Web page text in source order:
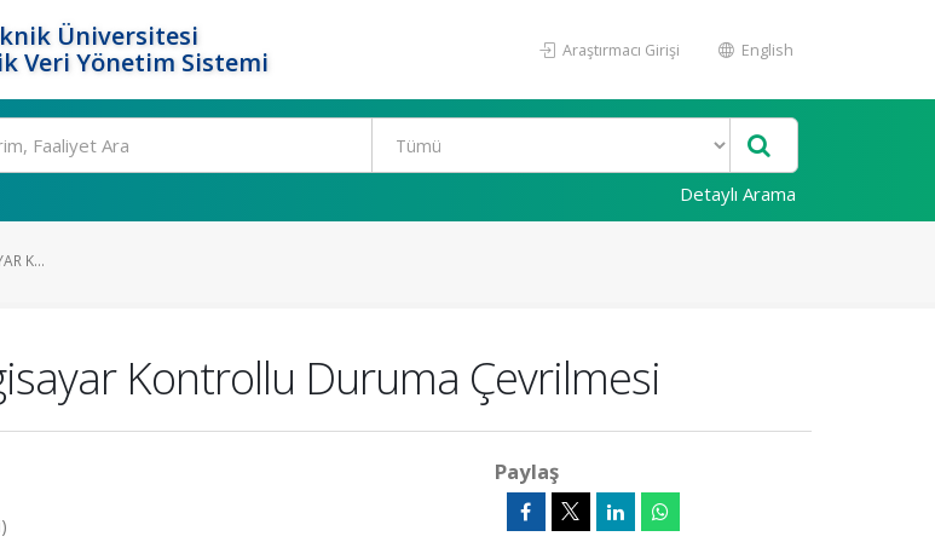
Üniversitesi
Veri Yönetim Sistemi
Araştırmacı Girişi English
Detaylı Arama
K...
Kontrollu Duruma Çevrilmesi
Paylaş